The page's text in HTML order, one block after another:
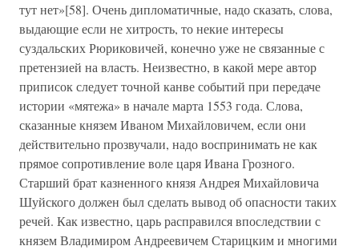
тут нет»[58]. Очень дипломатичные, надо сказать, слова,
выдающие если не хитрость, то некие интересы
суздальских Рюриковичей, конечно уже не связанные с
претензией на власть. Неизвестно, в какой мере автор
приписок следует точной канве событий при передаче
истории «мятежа» в начале марта 1553 года. Слова,
сказанные князем Иваном Михайловичем, если они
действительно прозвучали, надо воспринимать не как
прямое сопротивление воле царя Ивана Грозного.
Старший брат казненного князя Андрея Михайловича
Шуйского должен был сделать вывод об опасности таких
речей. Как известно, царь расправился впоследствии с
князем Владимиром Андреевичем Старицким и многими